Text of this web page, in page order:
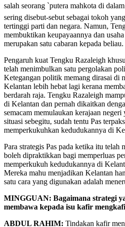
salah seorang `putera mahkota di
sering disebut-sebut sebagai tokoh
tertinggi parti dan negara. Namun,
membuktikan keupayaannya dan
merupakan satu cabaran kepada beliau.
Pengaruh kuat Tengku Razaleigh
telah menimbulkan satu pergolakan
Ketegangan politik memang dirasai di
Kelantan lebih hebat lagi kerana
berdarah raja. Tengku Razaleigh
di Kelantan dan pernah dikaitkan
semacam memulaukan kerajaan
situasi sebegitu, sudah tentu Pas
memperkukuhkan kedudukannya di
Para strategis Pas pada ketika itu telah
boleh dipraktikkan bagi memperluas
memperkukuh kedudukannya di
Mereka mahu menjadikan Kelantan
satu cara yang digunakan adalah
MINGGUAN: Bagaimana strategi
membawa kepada isu kafir
ABDUL RAHIM: Tindakan kafir